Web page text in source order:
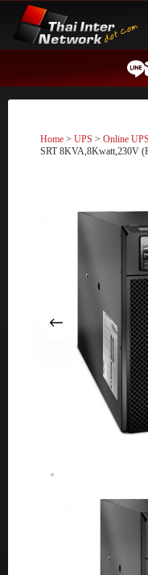
content
Home > UPS > Online UPS
SRT 8KVA,8Kwatt,230V